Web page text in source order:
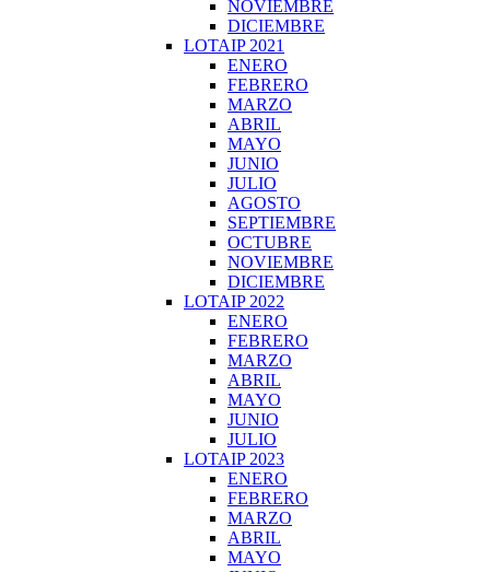
NOVIEMBRE
DICIEMBRE
LOTAIP 2021
ENERO
FEBRERO
MARZO
ABRIL
MAYO
JUNIO
JULIO
AGOSTO
SEPTIEMBRE
OCTUBRE
NOVIEMBRE
DICIEMBRE
LOTAIP 2022
ENERO
FEBRERO
MARZO
ABRIL
MAYO
JUNIO
JULIO
LOTAIP 2023
ENERO
FEBRERO
MARZO
ABRIL
MAYO